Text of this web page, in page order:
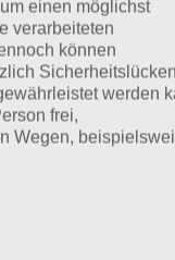
einen möglichst
verarbeiteten
können
Sicherheitslücken
werden
frei,
Wegen,